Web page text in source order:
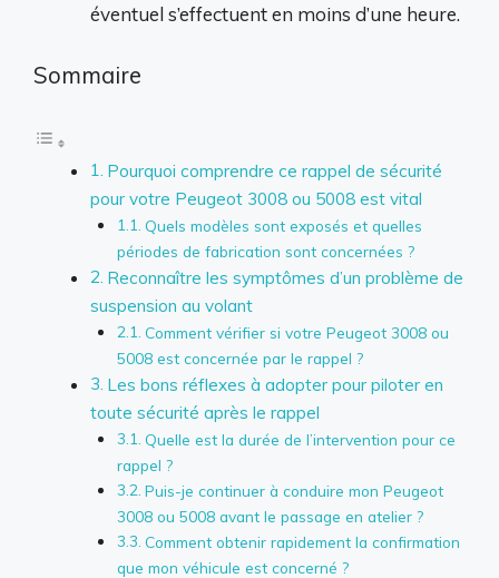
éventuel s’effectuent en moins d’une heure.
Sommaire
Pourquoi comprendre ce rappel de sécurité
pour votre Peugeot 3008 ou 5008 est vital
Quels modèles sont exposés et quelles
périodes de fabrication sont concernées ?
Reconnaître les symptômes d’un problème de
suspension au volant
Comment vérifier si votre Peugeot 3008 ou
5008 est concernée par le rappel ?
Les bons réflexes à adopter pour piloter en
toute sécurité après le rappel
Quelle est la durée de l’intervention pour ce
rappel ?
Puis-je continuer à conduire mon Peugeot
3008 ou 5008 avant le passage en atelier ?
Comment obtenir rapidement la confirmation
que mon véhicule est concerné ?